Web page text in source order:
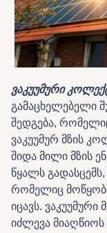
ვაკუუმური
გამაცხელებელი
შედგება,
ვაკუუმურ მზის
შიდა მილი მზის
წყალს გადასცემს,
რომელიც
იცავს.
იძლევა